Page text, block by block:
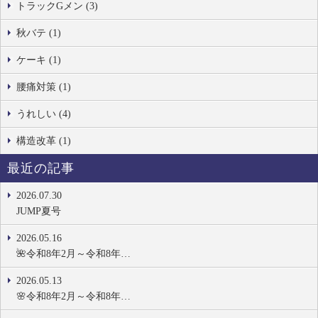
トラックGメン (3)
秋バテ (1)
ケーキ (1)
腰痛対策 (1)
うれしい (4)
構造改革 (1)
最近の記事
2026.07.30
JUMP夏号
2026.05.16
🌺令和8年2月～令和8年…
2026.05.13
🌸令和8年2月～令和8年…